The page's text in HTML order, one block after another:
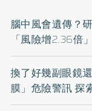
腦中風會遺傳？
「風險增2.36倍」
換了好幾副眼鏡
膜」危險警訊 探